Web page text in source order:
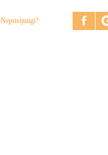
Neprisijungi?